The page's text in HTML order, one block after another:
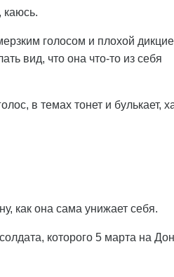
каюсь.
голосом и плохой
вид, что она что-то из себя
в темах тонет и булькает,
как она сама унижает себя.
которого 5 марта на